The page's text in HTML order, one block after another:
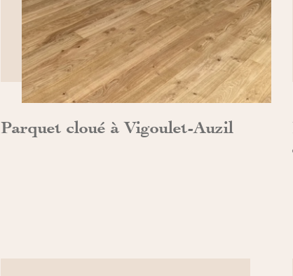
Parquet cloué à Vigoulet-Auzil
DÉCOUVRIR>>